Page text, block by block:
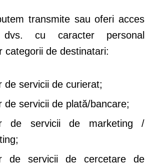
transmite sau oferi acces
cu caracter personal
categorii de destinatari:
de servicii de curierat;
de servicii de plată/bancare;
de servicii de marketing /
de servicii de cercetare de